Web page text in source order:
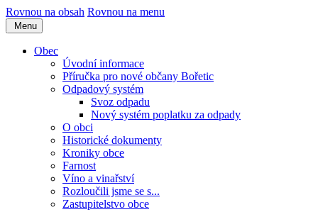
Rovnou na obsah Rovnou na menu
Menu
Obec
Úvodní informace
Příručka pro nové občany Bořetic
Odpadový systém
Svoz odpadu
Nový systém poplatku za odpady
O obci
Historické dokumenty
Kroniky obce
Farnost
Víno a vinařství
Rozloučili jsme se s...
Zastupitelstvo obce